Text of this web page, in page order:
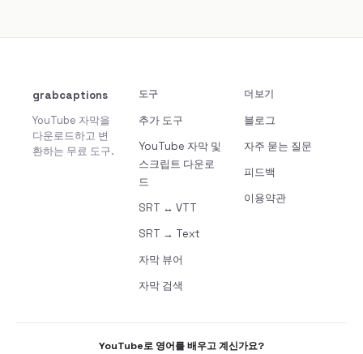
grabcaptions
YouTube 자막을
다운로드하고 변
환하는 무료 도구.
도구
추가 도구
YouTube 자막 및
스크립트 다운로
드
SRT ↔ VTT
SRT → Text
자막 뷰어
자막 검색
더보기
블로그
자주 묻는 질문
피드백
이용약관
YouTube로 영어를 배우고 계신가요?